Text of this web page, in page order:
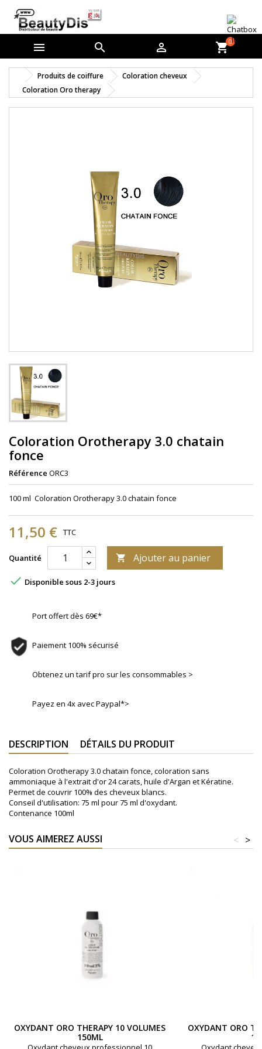
   shopping_cart0
Produits de coiffure
Coloration cheveux
Coloration Oro therapy
Coloration Orotherapy 3.0 chatain
fonce
Référence ORC3
100 ml Coloration Orotherapy 3.0 chatain fonce
11,50 € TTC
Quantité  Ajouter au panier
 Disponible sous 2-3 jours
Port offert dès 69€*
Paiement 100% sécurisé
Obtenez un tarif pro sur les consommables >
Payez en 4x avec Paypal*>
DESCRIPTION DÉTAILS DU PRODUIT
Coloration Orotherapy 3.0 chatain fonce, coloration sans
ammoniaque à l'extrait d'or 24 carats, huile d'Argan et Kératine.
Permet de couvrir 100% des cheveux blancs.
Conseil d'utilisation: 75 ml pour 75 ml d'oxydant.
Contenance 100ml
VOUS AIMEREZ AUSSI >
<
OXYDANT ORO THERAPY 10 VOLUMES
150ML
OXYDANT ORO